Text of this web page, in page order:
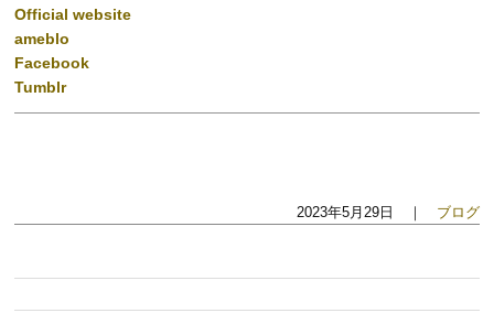
Official website
ameblo
Facebook
Tumblr
2023年5月29日 ｜ ブログ